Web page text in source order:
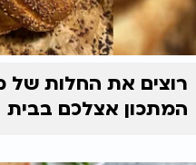
רוצים את החלות של
המתכון אצלכם בבית